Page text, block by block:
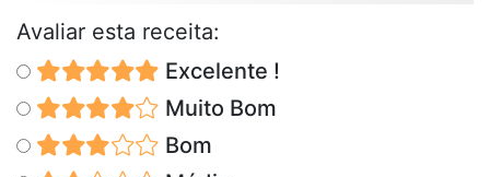
Avaliar esta receita:
Excelente !
Muito Bom
Bom